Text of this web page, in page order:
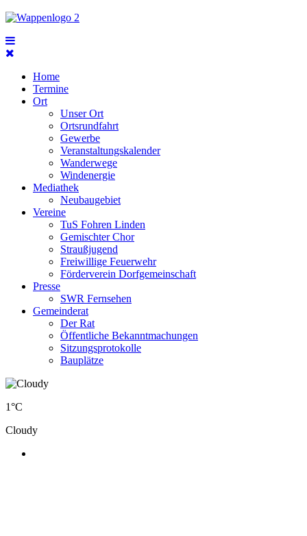
Home
Termine
Ort
Unser Ort
Ortsrundfahrt
Gewerbe
Veranstaltungskalender
Wanderwege
Windenergie
Mediathek
Neubaugebiet
Vereine
TuS Fohren Linden
Gemischter Chor
Straußjugend
Freiwillige Feuerwehr
Förderverein Dorfgemeinschaft
Presse
SWR Fernsehen
Gemeinderat
Der Rat
Öffentliche Bekanntmachungen
Sitzungsprotokolle
Bauplätze
1°C
Cloudy